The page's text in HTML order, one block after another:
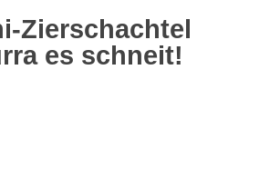
Zierschachtel
es schneit!